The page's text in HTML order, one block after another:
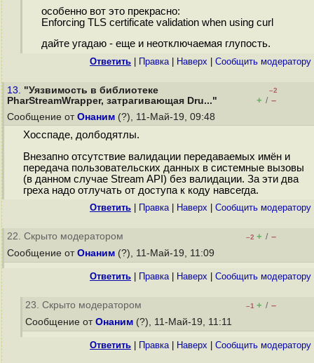
особенно вот это прекрасно:
Enforcing TLS certificate validation when using curl
дайте угадаю - еще и неотключаемая глупость.
Ответить Правка| Наверх Cообщить модератору
13. "Уязвимость в библиотеке
PharStreamWrapper, затрагивающая Dru..."
–2
+ / –
Сообщение от Онаним (?), 11-Май-19, 09:48
Хосспаде, долбодятлы.
Внезапно отсутствие валидации передаваемых имён и
передача пользовательских данных в системные вызовы
(в данном случае Stream API) без валидации. За эти два
греха надо отлучать от доступа к коду навсегда.
Ответить Правка| Наверх Cообщить модератору
22. Скрыто модератором –2 + / –
Сообщение от Онаним (?), 11-Май-19, 11:09
Ответить Правка| Наверх Cообщить модератору
23. Скрыто модератором –1 + / –
Сообщение от Онаним (?), 11-Май-19, 11:11
Ответить Правка| Наверх Cообщить модератору